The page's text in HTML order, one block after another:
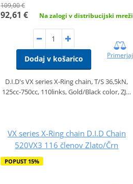
109,00 €
92,61 € Na zalogi v distribucijski mreži
Dodaj v košarico Primerjaj
D.I.D's VX series X-Ring chain, T/S 36,5kN,
125cc-750cc, 110links, Gold/Black color, ZJ…
VX series X-Ring chain D.I.D Chain
520VX3 116 členov Zlato/Črn
POPUST 15%